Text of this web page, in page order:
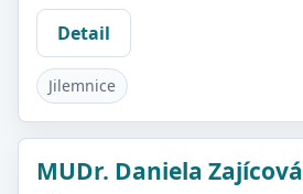
Detail
Jilemnice
MUDr. Daniela Zajícová